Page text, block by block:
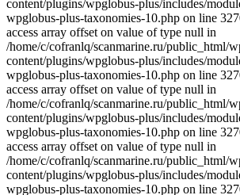
content/plugins/wpglobus-plus/includes/
wpglobus-plus-taxonomies-10.php on line
access array offset on value of type null in
/home/c/cofranlq/scanmarine.ru/public_html/
content/plugins/wpglobus-plus/includes/
wpglobus-plus-taxonomies-10.php on line
access array offset on value of type null in
/home/c/cofranlq/scanmarine.ru/public_html/
content/plugins/wpglobus-plus/includes/
wpglobus-plus-taxonomies-10.php on line
access array offset on value of type null in
/home/c/cofranlq/scanmarine.ru/public_html/
content/plugins/wpglobus-plus/includes/
wpglobus-plus-taxonomies-10.php on line